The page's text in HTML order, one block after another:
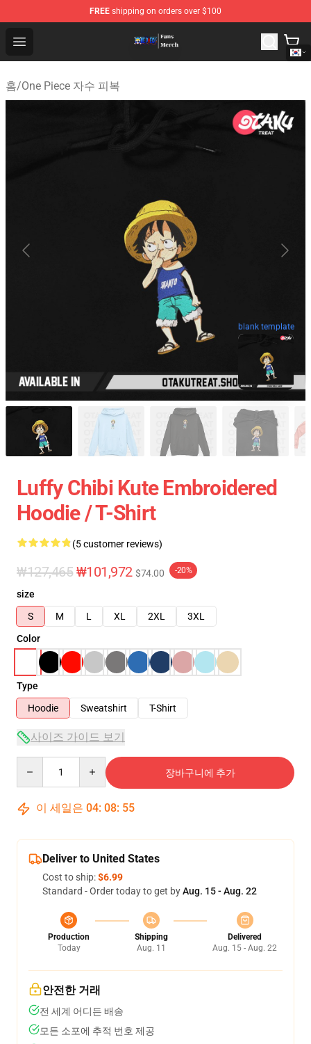
FREE shipping on orders over $100
Open menu
One Piece Store - Official One Piece Merchandise Shop
홈/One Piece 자수 피복
blank template
Luffy Chibi Kute Embroidered
Hoodie / T-Shirt
(5 customer reviews)
₩127,465 ₩101,972 $74.00 -20%
size
S
M L XL 2XL
3XL
Color
Type
Hoodie
Sweatshirt T-Shirt
사이즈 가이드 보기
장바구니에 추가
이 세일은 04: 08: 54
Deliver to United States
Cost to ship:$6.99
Standard - Order today to get byAug. 15 - Aug. 22
Production
Today
Shipping
Aug. 11
Delivered
Aug. 15 - Aug. 22
안전한 거래
전 세계 어디든 배송
모든 소포에 추적 번호 제공